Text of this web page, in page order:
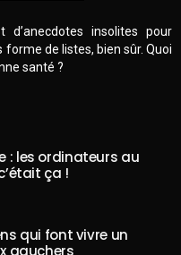
insolites pour
de listes, bien sûr. Quoi
santé ?
: les ordinateurs au
ça !
qui font vivre un
gauchers